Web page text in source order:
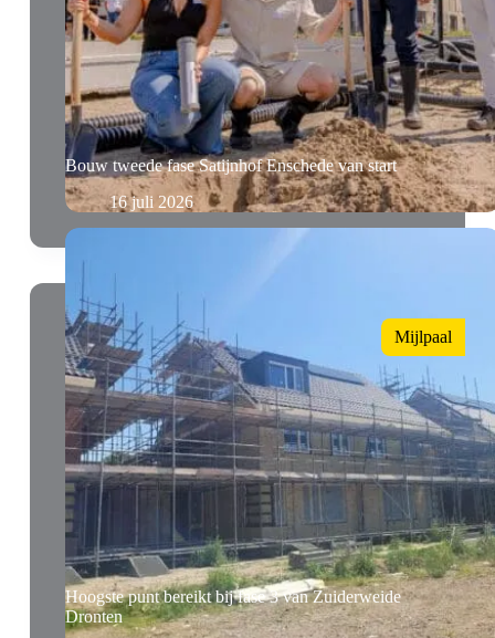
Bouw tweede fase Satijnhof Enschede van start
16 juli 2026
Mijlpaal
Hoogste punt bereikt bij fase 3 van Zuiderweide
Dronten